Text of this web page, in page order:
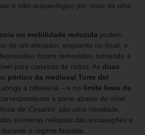
o sítio arqueológico por meio de uma
ou mobilidade reduzida podem
de um elevador, enquanto no local, o
foram removidos, tornando a
para cadeiras de rodas. As duas
pórtico da medieval Torre del
a bilheteria – e no limite leste da
correspondente à parte abaixo do nível
de’ Cesarini , são uma novidade,
inúmeras relíquias das escavações e
o regime fascista.